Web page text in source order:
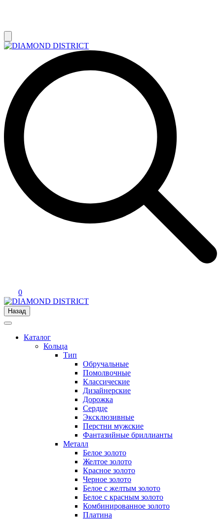
0
Назад
Каталог
Кольца
Тип
Обручальные
Помолвочные
Классические
Дизайнерские
Дорожка
Сердце
Эксклюзивные
Перстни мужские
Фантазийные бриллианты
Металл
Белое золото
Желтое золото
Красное золото
Черное золото
Белое с желтым золото
Белое с красным золото
Комбинированное золото
Платина